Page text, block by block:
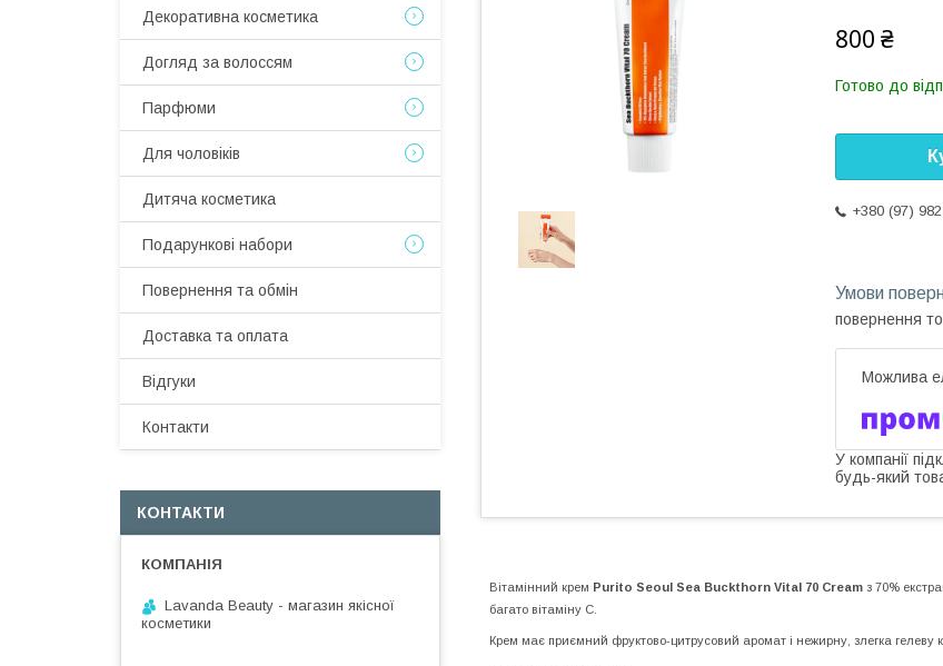
800 ₴
Готово до
+380 (97)
повернення
У компанії
будь-який
Вітамінний крем Purito Seoul Sea Buckthorn Vital 70 Cream з 70%
багато вітаміну С.
Крем має приємний фруктово-цитрусовий аромат і нежирну, злегка гелеву
Декоративна косметика
Догляд за волоссям
Парфюми
Для чоловіків
Дитяча косметика
Подарункові набори
Повернення та обмін
Доставка та оплата
Відгуки
Контакти
КОНТАКТИ
Lavanda Beauty - магазин якісної
косметики